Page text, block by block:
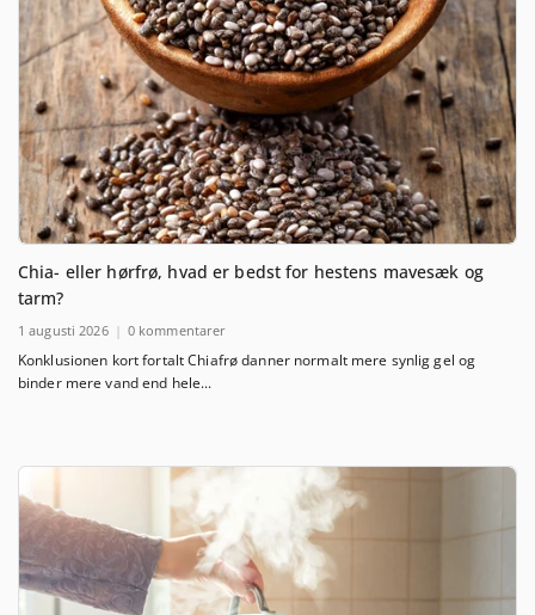
Chia- eller hørfrø, hvad er bedst for hestens mavesæk og
tarm?
1 augusti 2026 0 kommentarer
Konklusionen kort fortalt Chiafrø danner normalt mere synlig gel og
binder mere vand end hele...